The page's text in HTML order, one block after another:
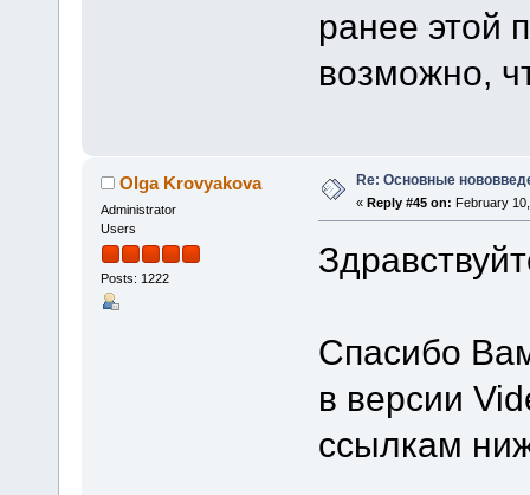
ранее этой
возможно,
Olga Krovyakova
Administrator
Users
Posts: 1222
Re: Основные
« Reply #45 on: February
Спасибо
в версии
ссылкам